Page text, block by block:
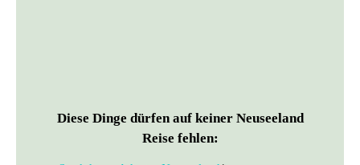
Diese Dinge dürfen auf keiner Neuseeland
Reise fehlen: